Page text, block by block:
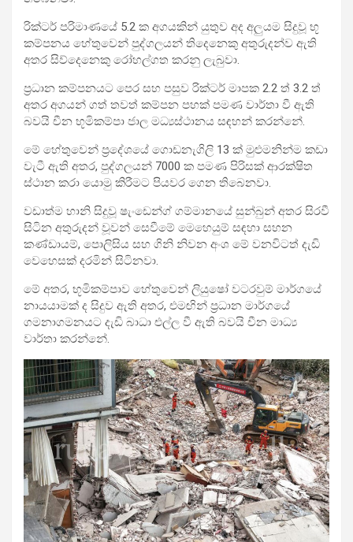
රික්ටර් පරිමාණයේ 5.2 ක අගයකින් යුතුව අද අලුයම සිදුවූ භූ
කම්පනය හේතුවෙන් පුද්ගලයන් තිදෙනෙකු අතුරුදන්ව ඇති
අතර සිව්දෙනෙකු රෝහල්ගත කරනු ලැබුවා.
ප්‍රධාන කම්පනයට පෙර සහ පසුව රික්ටර් මාපක 2.2 ත් 3.2 ත්
අතර අගයන් ගත් තවත් කම්පන පහක් පමණ වාර්තා වී ඇති
බවයි චීන භූමිකම්පා ජාල මධ්‍යස්ථානය සඳහන් කරන්නේ.
මේ හේතුවෙන් ප්‍රදේශයේ ගොඩනැගිලි 13 ක් මුළුමනින්ම කඩා
වැටී ඇති අතර, පුද්ගලයන් 7000 ක පමණ පිරිසක් ආරක්ෂිත
ස්ථාන කරා යොමු කිරීමට පියවර ගෙන තිබෙනවා.
වඩාත්ම හානි සිදුවූ ෂැංඩෙන්ග් ගම්මානයේ සුන්බුන් අතර සිරවී
සිටින අතුරුදන් වූවන් සෙවීමේ මෙහෙයුම් සඳහා සහන
කණ්ඩායම්, පොලිසිය සහ ගිනි නිවන අංශ මේ වනවිටත් දැඩි
වෙහෙසක් දරමින් සිටිනවා.
මේ අතර, භූමිකම්පාව හේතුවෙන් ලියුෂෝ වටරවුම් මාර්ගයේ
නායයාමක් ද සිදුව ඇති අතර, එමඟින් ප්‍රධාන මාර්ගයේ
ගමනාගමනයට දැඩි බාධා එල්ල වී ඇති බවයි චීන මාධ්‍ය
වාර්තා කරන්නේ.